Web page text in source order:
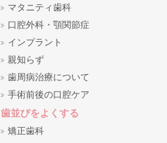
マタニティ歯科
口腔外科・顎関節症
インプラント
親知らず
歯周病治療について
手術前後の口腔ケア
歯並びをよくする
矯正歯科